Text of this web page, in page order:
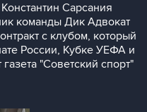
Сарсания
команды Дик Адвокат
с клубом, который
России, Кубке УЕФА и
"Советский спорт"